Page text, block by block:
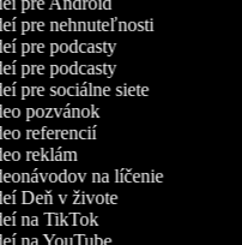
pre nehnuteľnosti
pre podcasty
pre podcasty
pre sociálne siete
pozvánok
referencií
reklám
na líčenie
Deň v živote
na TikTok